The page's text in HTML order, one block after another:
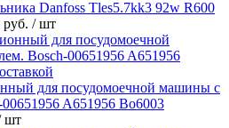
Danfoss Tles5.7kk3 92w R600
руб. / шт
для посудомоечной машины с
00651956 A651956 Bo6003
шт